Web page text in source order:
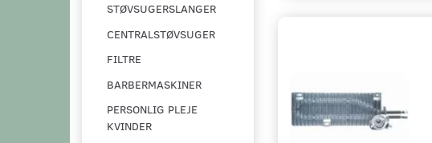
STØVSUGERSLANGER
CENTRALSTØVSUGER
FILTRE
BARBERMASKINER
PERSONLIG PLEJE
KVINDER